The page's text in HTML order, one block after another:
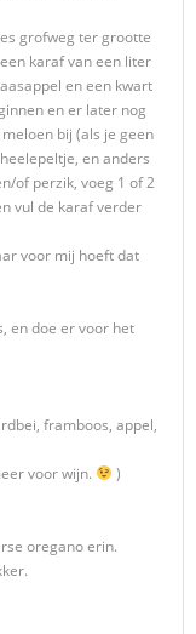
grofweg ter grootte
karaf van een liter
en een kwart
en er later nog
bij (als je geen
en anders
of perzik, voeg 1 of 2
vul de karaf verder
voor mij hoeft dat
en doe er voor het
framboos, appel,
voor wijn.
)
oregano erin.